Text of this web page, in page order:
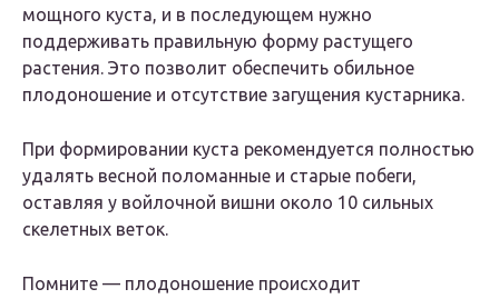
мощного куста, и в последующем нужно
поддерживать правильную форму растущего
растения. Это позволит обеспечить обильное
плодоношение и отсутствие загущения кустарника.
При формировании куста рекомендуется полностью
удалять весной поломанные и старые побеги,
оставляя у войлочной вишни около 10 сильных
скелетных веток.
Помните — плодоношение происходит